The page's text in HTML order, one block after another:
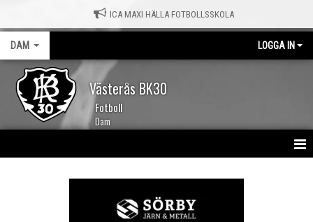
ICA MAXI HÄLLA FOTBOLLSSKOLA
DAM LOGGA IN
Västerås BK30
Fotboll
Dam